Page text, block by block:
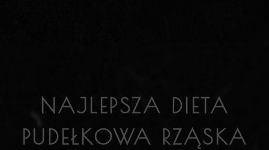
NAJLEPSZA DIETA
PUDEŁKOWA RZĄSKA